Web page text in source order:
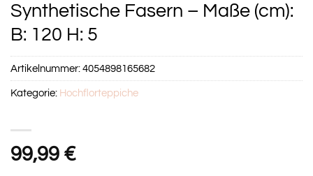
Synthetische Fasern – Maße (cm):
B: 120 H: 5
99,99 €
Artikelnummer:4054898165682
Kategorie: Hochflorteppiche